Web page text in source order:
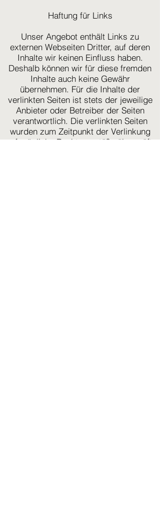
Haftung für Links
Unser Angebot enthält Links zu
externen Webseiten Dritter, auf deren
Inhalte wir keinen Einfluss haben.
Deshalb können wir für diese fremden
Inhalte auch keine Gewähr
übernehmen. Für die Inhalte der
verlinkten Seiten ist stets der jeweilige
Anbieter oder Betreiber der Seiten
verantwortlich. Die verlinkten Seiten
wurden zum Zeitpunkt der Verlinkung
auf mögliche Rechtsverstöße überprüft.